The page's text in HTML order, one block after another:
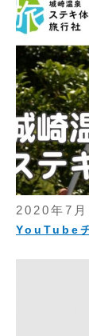
2020年7月
YouTubeチ